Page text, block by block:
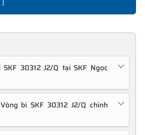
30312 J2/Q tại SKF Ngọc
bi SKF 30312 J2/Q chính